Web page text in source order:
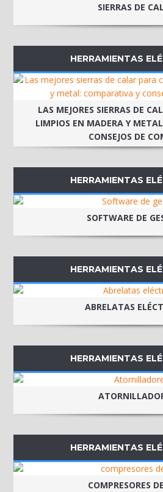
SIERRAS DE
HERRAMIENTAS
LAS MEJORES SIERRAS DE
LIMPIOS EN MADERA Y
CONSEJOS DE
HERRAMIENTAS
SOFTWARE DE
HERRAMIENTAS
ABRELATAS
HERRAMIENTAS
HERRAMIENTAS
COMPRESORES